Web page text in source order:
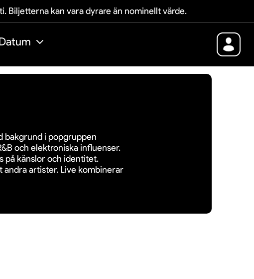
Biljetterna kan vara dyrare än nominellt värde.
bakgrund i popgruppen
och elektroniska influenser.
på känslor och identitet.
artister. Live kombinerar